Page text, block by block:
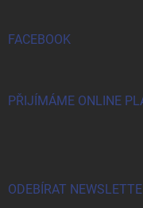
FACEBOOK
PŘIJÍMÁME ONLINE
ODEBÍRAT